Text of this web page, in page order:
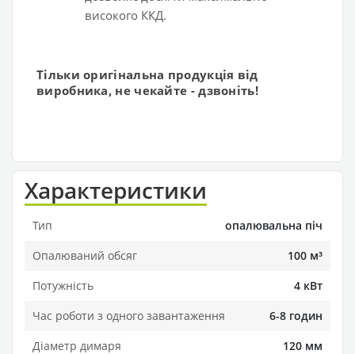
високого ККД.
Тільки оригінальна продукція від
виробника, не чекайте - дзвоніть!
Характеристики
Тип
опалювальна піч
Опалюваний обсяг
100 м³
Потужність
4 кВт
Час роботи з одного завантаження
6-8 годин
Діаметр димаря
120 мм